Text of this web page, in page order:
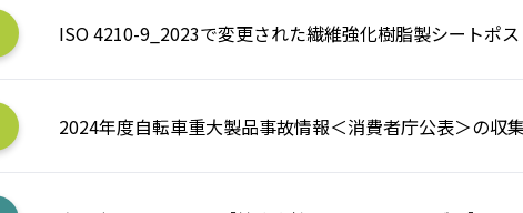
ISO 4210-9_2023で変更された繊維強化樹脂製シートポ
2024年度自転車重大製品事故情報＜消費者庁公表＞の収